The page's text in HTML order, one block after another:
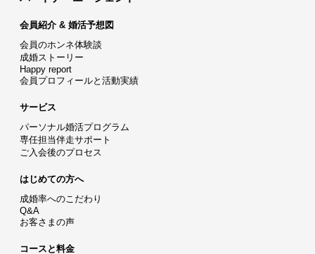
会員紹介 & 婚活予想図
会員のホンネ体験談
成婚ストーリー
Happy report
会員プロフィールと活動実績
サービス
パーソナル婚活プログラム
専任担当伴走サポート
ご入会後のプロセス
はじめての方へ
成婚率へのこだわり
Q&A
お客さまの声
コースと料金